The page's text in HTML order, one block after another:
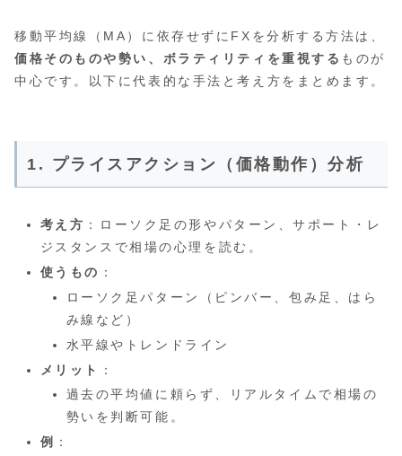
移動平均線（MA）に依存せずにFXを分析する方法は、
価格そのものや勢い、ボラティリティを重視する ものが
中心です。以下に代表的な手法と考え方をまとめます。
1. プライスアクション（価格動作）分析
考え方 ：ローソク足の形やパターン、サポート・レ
ジスタンスで相場の心理を読む。
使うもの ：
ローソク足パターン（ピンバー、包み足、はら
み線など）
水平線やトレンドライン
メリット
：
過去の平均値に頼らず、リアルタイムで相場の
勢いを判断可能。
例
：